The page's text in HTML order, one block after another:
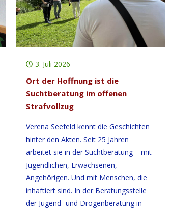
3. Juli 2026
Ort der Hoffnung ist die
Suchtberatung im offenen
Strafvollzug
Verena Seefeld kennt die Geschichten
hinter den Akten. Seit 25 Jahren
arbeitet sie in der Suchtberatung – mit
Jugendlichen, Erwachsenen,
Angehörigen. Und mit Menschen, die
inhaftiert sind. In der Beratungsstelle
der Jugend- und Drogenberatung in